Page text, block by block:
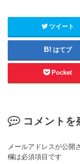
ツイート
はてブ
Pocket
コメントを
メールアドレスが公開
欄は必須項目です